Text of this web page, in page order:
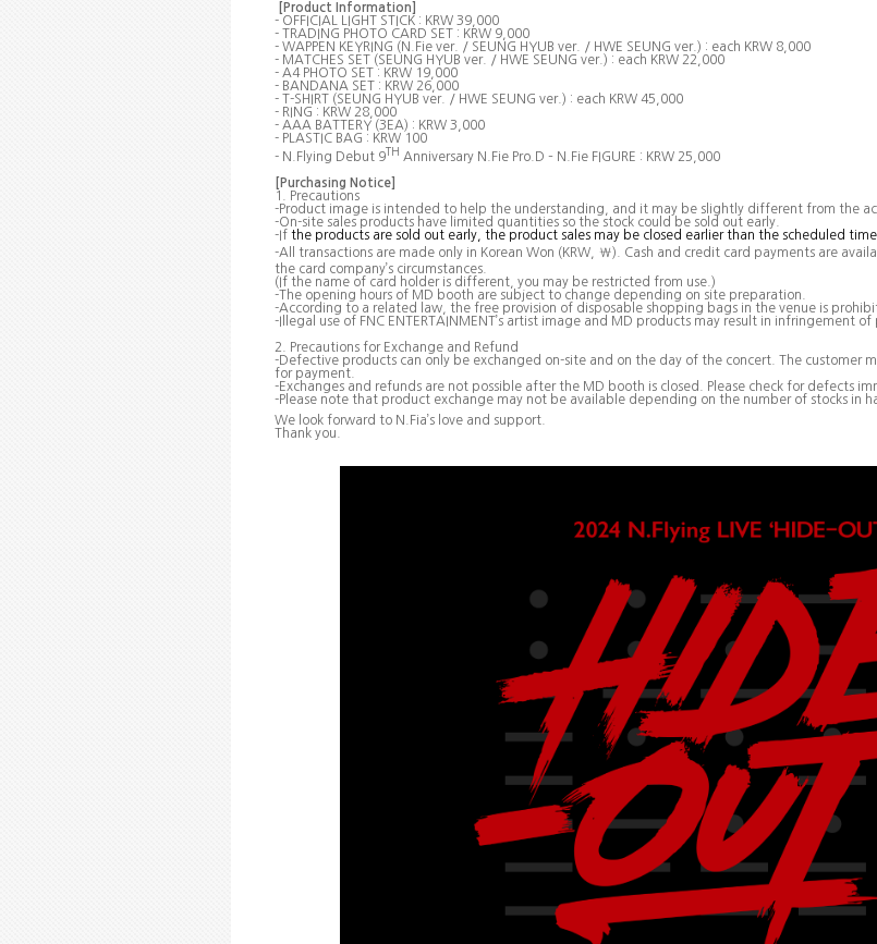
[Product Information]
- OFFICIAL LIGHT STICK : KRW 39,000
- TRADING PHOTO CARD SET : KRW 9,000
- WAPPEN KEYRING (N.Fie ver. / SEUNG HYUB ver. / HWE SEUNG ver.) : each KRW 8,000
- MATCHES SET (SEUNG HYUB ver. / HWE SEUNG ver.) : each KRW 22,000
- A4 PHOTO SET : KRW 19,000
- BANDANA SET : KRW 26,000
- T-SHIRT (SEUNG HYUB ver. / HWE SEUNG ver.) : each KRW 45,000
- RING : KRW 28,000
- AAA BATTERY (3EA) : KRW 3,000
- PLASTIC BAG : KRW 100
- N.Flying Debut 9TH Anniversary N.Fie Pro.D – N.Fie FIGURE : KRW 25,000
[Purchasing Notice]
1. Precautions
-Product image is intended to help the understanding, and it may be slightly different from the
-On-site sales products have limited quantities so the stock could be sold out early.
-If the products are sold out early, the product sales may be closed earlier than the scheduled time.
-All transactions are made only in Korean Won (KRW,
₩). Cash and credit card payments are
the card company’s circumstances.
(If the name of card holder is different, you may be restricted from use.)
-The opening hours of MD booth are subject to change depending on site preparation.
-According to a related law, the free provision of disposable shopping bags in the venue is
-Illegal use of FNC ENTERTAINMENT’s artist image and MD products may result in infringement
2. Precautions for Exchange and Refund
-Defective products can only be exchanged on-site and on the day of the concert. The customer
for payment.
-Exchanges and refunds are not possible after the MD booth is closed. Please check for defects
-Please note that product exchange may not be available depending on the number of stocks in
We look forward to N.Fia’s love and support.
Thank you.